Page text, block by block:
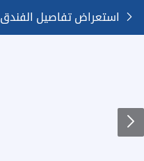
استعراض تفاصيل الفندق